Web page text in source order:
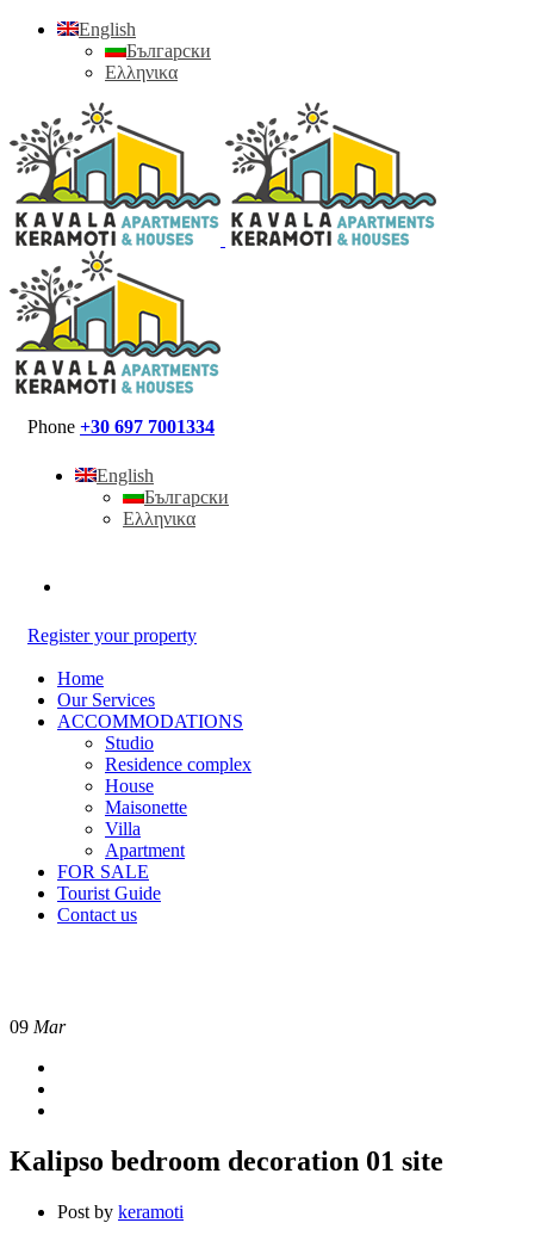
English
Български
Ελληνικα
Phone +30 697 7001334
English
Български
Ελληνικα
Register your property
Home
Our Services
ACCOMMODATIONS
Studio
Residence complex
House
Maisonette
Villa
Apartment
FOR SALE
Tourist Guide
Contact us
09 Mar
Kalipso bedroom decoration 01 site
Post by keramoti